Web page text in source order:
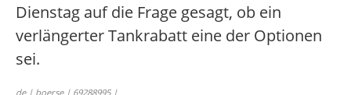
Dienstag auf die Frage gesagt, ob ein
verlängerter Tankrabatt eine der Optionen
sei.
de | boerse | 69288995 |